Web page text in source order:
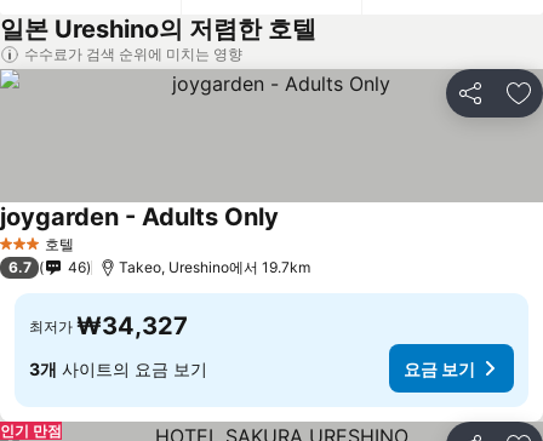
일본 Ureshino의 저렴한 호텔
수수료가 검색 순위에 미치는 영향
공유 즐
3 성급 호텔
joygarden - Adults Only
6.7 46 Takeo, Ureshino에서 19.7km
최저가 ₩34,327
3개 사이트의 요금 보기 요금 보기
인기 만점